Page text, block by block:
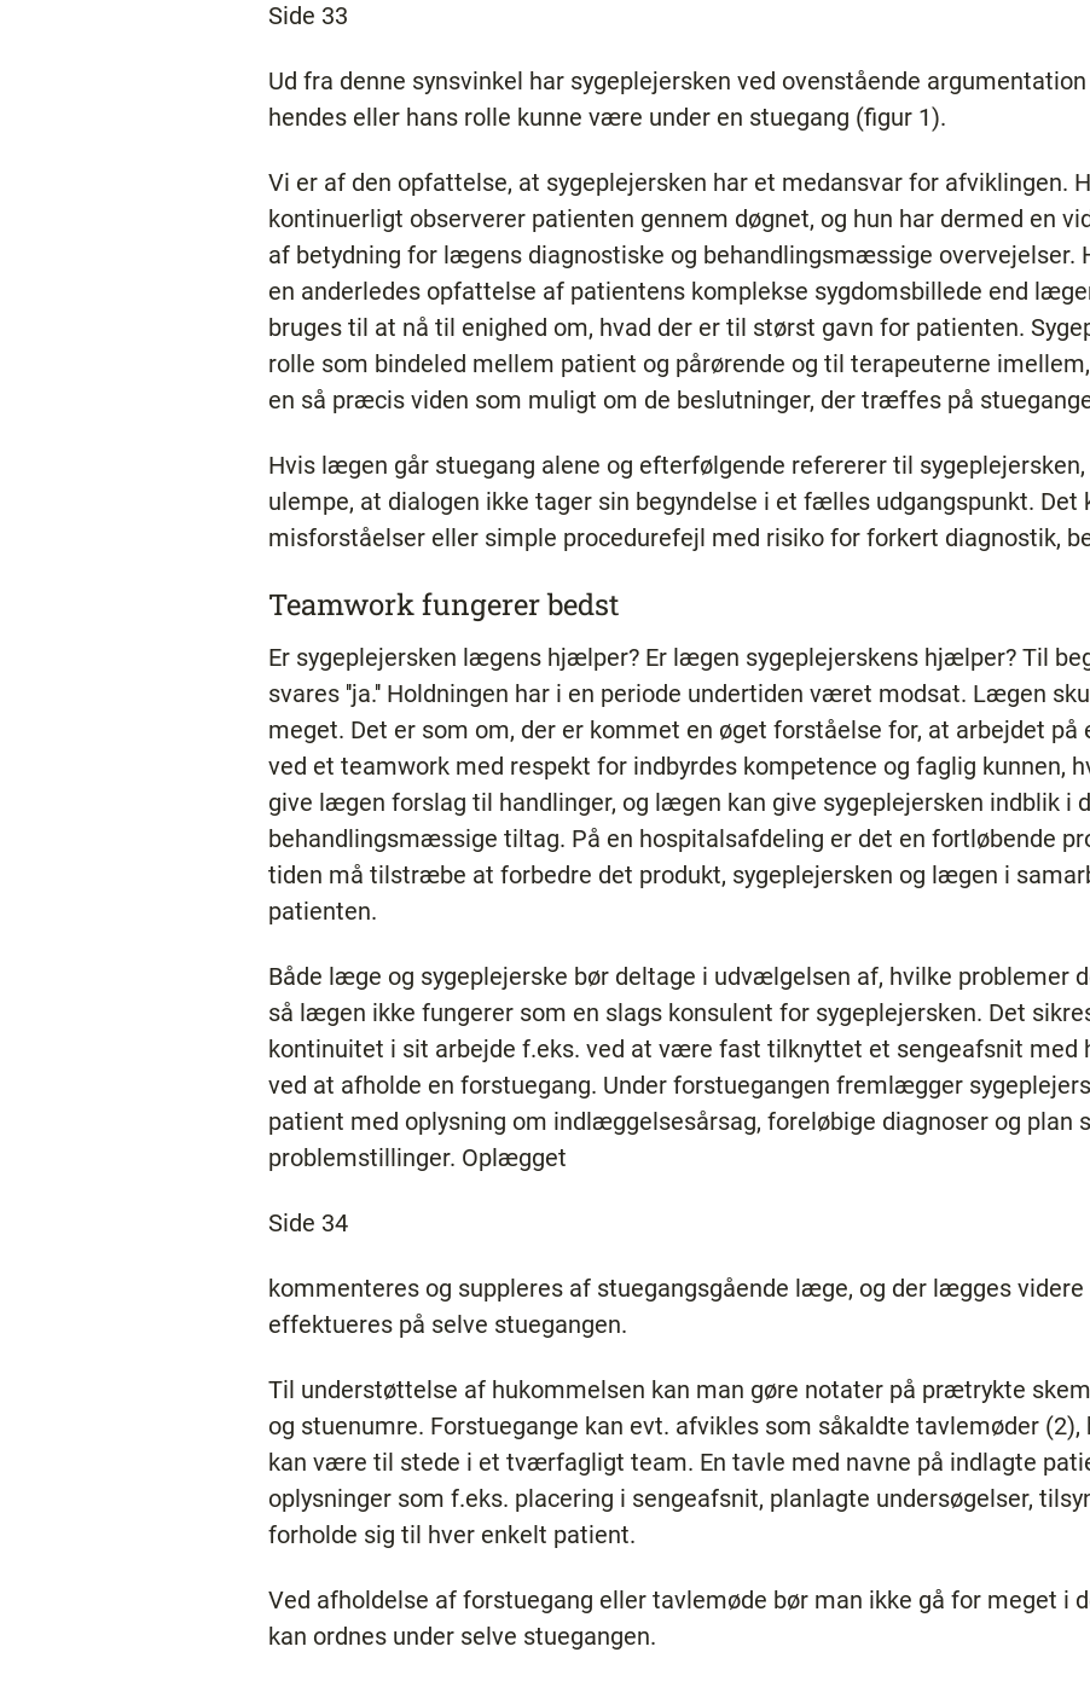
Side 33
Ud fra denne synsvinkel har sygeplejersken ved ovenstående
hendes eller hans rolle kunne være under en stuegang (figur 1).
Vi er af den opfattelse, at sygeplejersken har et medansvar for afviklingen.
kontinuerligt observerer patienten gennem døgnet, og hun har dermed en
af betydning for lægens diagnostiske og behandlingsmæssige overvejelser.
en anderledes opfattelse af patientens komplekse sygdomsbillede end
bruges til at nå til enighed om, hvad der er til størst gavn for patienten.
rolle som bindeled mellem patient og pårørende og til terapeuterne
en så præcis viden som muligt om de beslutninger, der træffes på
Hvis lægen går stuegang alene og efterfølgende refererer til
ulempe, at dialogen ikke tager sin begyndelse i et fælles udgangspunkt. Det
misforståelser eller simple procedurefejl med risiko for forkert diagnostik,
Teamwork fungerer bedst
Er sygeplejersken lægens hjælper? Er lægen sygeplejerskens hjælper? Til
svares ''ja.'' Holdningen har i en periode undertiden været modsat. Lægen
meget. Det er som om, der er kommet en øget forståelse for, at arbejdet på
ved et teamwork med respekt for indbyrdes kompetence og faglig kunnen,
give lægen forslag til handlinger, og lægen kan give sygeplejersken indblik i
behandlingsmæssige tiltag. På en hospitalsafdeling er det en fortløbende
tiden må tilstræbe at forbedre det produkt, sygeplejersken og lægen i
patienten.
Både læge og sygeplejerske bør deltage i udvælgelsen af, hvilke problemer
så lægen ikke fungerer som en slags konsulent for sygeplejersken. Det
kontinuitet i sit arbejde f.eks. ved at være fast tilknyttet et sengeafsnit med
ved at afholde en forstuegang. Under forstuegangen fremlægger
patient med oplysning om indlæggelsesårsag, foreløbige diagnoser og plan
problemstillinger. Oplægget
Side 34
kommenteres og suppleres af stuegangsgående læge, og der lægges videre
effektueres på selve stuegangen.
Til understøttelse af hukommelsen kan man gøre notater på prætrykte
og stuenumre. Forstuegange kan evt. afvikles som såkaldte tavlemøder
kan være til stede i et tværfagligt team. En tavle med navne på indlagte
oplysninger som f.eks. placering i sengeafsnit, planlagte undersøgelser,
forholde sig til hver enkelt patient.
Ved afholdelse af forstuegang eller tavlemøde bør man ikke gå for meget i
kan ordnes under selve stuegangen.